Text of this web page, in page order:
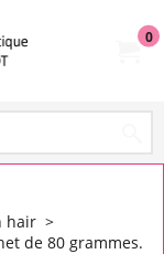
0
hair >
de 80 grammes.